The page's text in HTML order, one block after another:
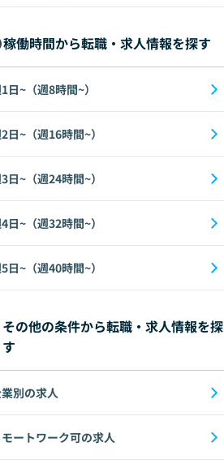
稼働時間から転職・求人情報を探す
日~（週8時間~）
日~（週16時間~）
日~（週24時間~）
日~（週32時間~）
日~（週40時間~）
その他の条件から転職・求人情報を探
す
別の求人
モートワーク可の求人